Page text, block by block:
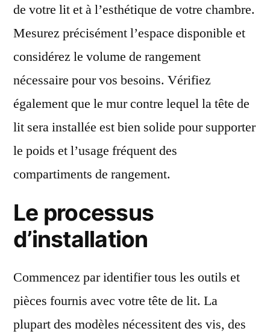
de votre lit et à l’esthétique de votre chambre.
Mesurez précisément l’espace disponible et
considérez le volume de rangement
nécessaire pour vos besoins. Vérifiez
également que le mur contre lequel la tête de
lit sera installée est bien solide pour supporter
le poids et l’usage fréquent des
compartiments de rangement.
Le processus
d’installation
Commencez par identifier tous les outils et
pièces fournis avec votre tête de lit. La
plupart des modèles nécessitent des vis, des